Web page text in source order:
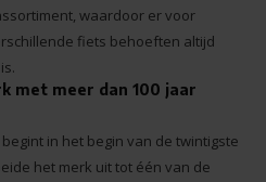
waardoor er voor
fiets behoeften altijd
met meer dan 100 jaar
in het begin van de twintigste
het merk uit tot één van de